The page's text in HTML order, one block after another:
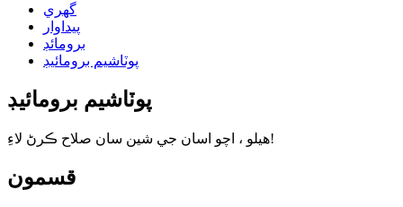
گهري
پيداوار
برومائڊ
پوٽاشيم برومائيڊ
پوٽاشيم برومائيڊ
هيلو ، اچو اسان جي شين سان صلاح ڪرڻ لاءِ!
قسمون